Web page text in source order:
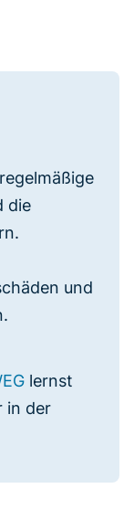
die
und
lernst
in der